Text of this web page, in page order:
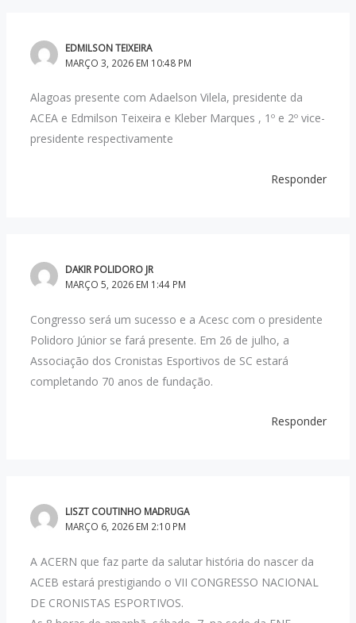
EDMILSON TEIXEIRA
MARÇO 3, 2026 EM 10:48 PM
Alagoas presente com Adaelson Vilela, presidente da
ACEA e Edmilson Teixeira e Kleber Marques , 1º e 2º vice-
presidente respectivamente
Responder
DAKIR POLIDORO JR
MARÇO 5, 2026 EM 1:44 PM
Congresso será um sucesso e a Acesc com o presidente
Polidoro Júnior se fará presente. Em 26 de julho, a
Associação dos Cronistas Esportivos de SC estará
completando 70 anos de fundação.
Responder
LISZT COUTINHO MADRUGA
MARÇO 6, 2026 EM 2:10 PM
A ACERN que faz parte da salutar história do nascer da
ACEB estará prestigiando o VII CONGRESSO NACIONAL
DE CRONISTAS ESPORTIVOS.